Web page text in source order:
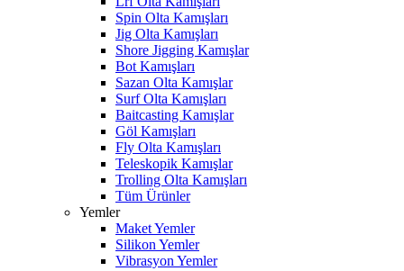
Spin Olta Kamışları
Jig Olta Kamışları
Shore Jigging Kamışlar
Bot Kamışları
Sazan Olta Kamışlar
Surf Olta Kamışları
Baitcasting Kamışlar
Göl Kamışları
Fly Olta Kamışları
Teleskopik Kamışlar
Trolling Olta Kamışları
Tüm Ürünler
Yemler
Maket Yemler
Silikon Yemler
Vibrasyon Yemler